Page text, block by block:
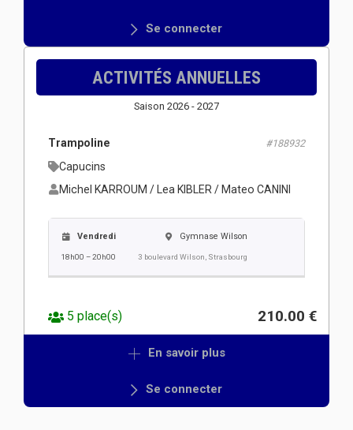
Se connecter
ACTIVITÉS ANNUELLES
Saison 2026 - 2027
Trampoline #188932
Capucins
Michel KARROUM / Lea KIBLER / Mateo CANINI
Vendredi
18h00 – 20h00
Gymnase Wilson
3 boulevard Wilson, Strasbourg
5 place(s) 210.00 €
En savoir plus
Se connecter